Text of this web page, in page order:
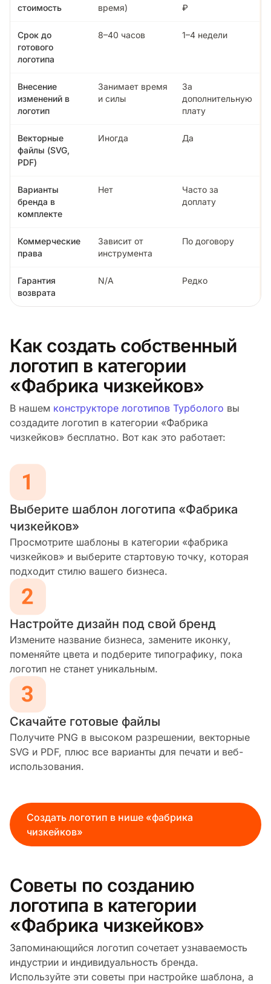
стоимость
время)
₽
Срок до
готового
логотипа
8–40 часов 1–4 недели
Внесение
изменений в
логотип
Занимает время
и силы
За
дополнительную
плату
Векторные
файлы (SVG,
PDF)
Иногда Да
Варианты
бренда в
комплекте
Нет
Часто за
доплату
Коммерческие
права
Зависит от
инструмента
По договору
Гарантия
возврата
N/A Редко
Как создать собственный
логотип в категории
«Фабрика чизкейков»
В нашем конструкторе логотипов Турболого вы
создадите логотип в категории «Фабрика
чизкейков» бесплатно. Вот как это работает:
Выберите шаблон логотипа «Фабрика
чизкейков»
Просмотрите шаблоны в категории «фабрика
чизкейков» и выберите стартовую точку, которая
подходит стилю вашего бизнеса.
Настройте дизайн под свой бренд
Измените название бизнеса, замените иконку,
поменяйте цвета и подберите типографику, пока
логотип не станет уникальным.
Скачайте готовые файлы
Получите PNG в высоком разрешении, векторные
SVG и PDF, плюс все варианты для печати и веб-
использования.
Создать логотип в нише «фабрика
чизкейков»
Советы по созданию
логотипа в категории
«Фабрика чизкейков»
Запоминающийся логотип сочетает узнаваемость
индустрии и индивидуальность бренда.
Используйте эти советы при настройке шаблона, а